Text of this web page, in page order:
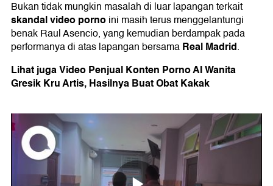
Bukan tidak mungkin masalah di luar lapangan terkait
skandal video pornoini masih terus menggelantungi
benak Raul Asencio, yang kemudian berdampak pada
performanya di atas lapangan bersamaReal Madrid.
Lihat juga Video Penjual Konten Porno AI Wanita
Gresik Kru Artis, Hasilnya Buat Obat Kakak